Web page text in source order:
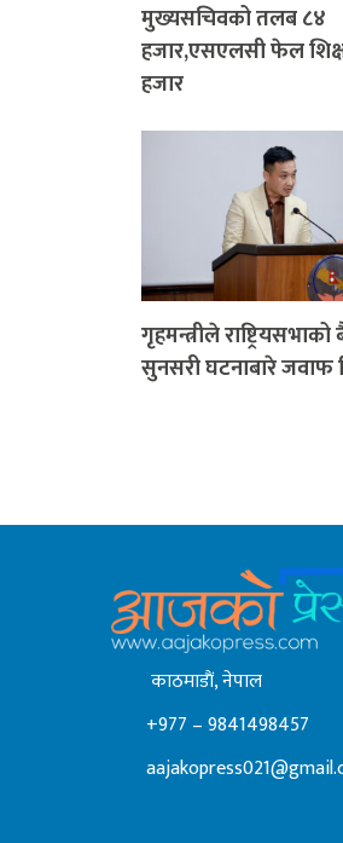
मुख्यसचिवको तलब ८४
हजार,एसएलसी फेल
हजार
गृहमन्त्रीले
सुनसरी घटनाबारे जवाफ
काठमाडाैं, नेपाल
+977 – 9841498457